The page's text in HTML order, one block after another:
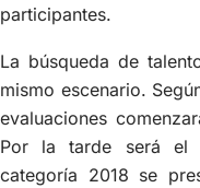
participantes.
La búsqueda de
mismo escenario.
evaluaciones
Por la tarde será el
categoría 2018 se